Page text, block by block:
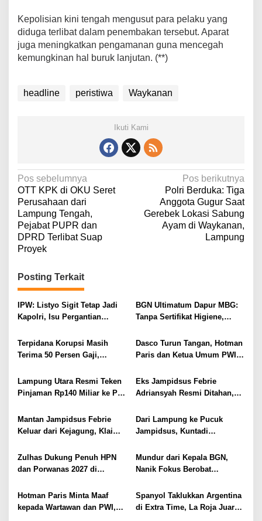
Kepolisian kini tengah mengusut para pelaku yang
diduga terlibat dalam penembakan tersebut. Aparat
juga meningkatkan pengamanan guna mencegah
kemungkinan hal buruk lanjutan. (**)
headline peristiwa Waykanan
Ikuti Kami
N
a
v
i
g
s
i
p
s
Pos sebelumnya
OTT KPK di OKU Seret
Perusahaan dari
Lampung Tengah,
Pejabat PUPR dan
DPRD Terlibat Suap
Proyek
Pos berikutnya
Polri Berduka: Tiga
Anggota Gugur Saat
Gerebek Lokasi Sabung
Ayam di Waykanan,
Lampung
Posting Terkait
IPW: Listyo Sigit Tetap Jadi
Kapolri, Isu Pergantian
Kawanan Febrie Adriansyah
BGN Ultimatum Dapur MBG:
Tanpa Sertifikat Higiene,
Terpidana Korupsi Masih
Terima 50 Persen Gaji,
Tunggu Keputusan BKN
Dasco Turun Tangan, Hotman
Paris dan Ketua Umum PWI
Polemik Wartawan?
Lampung Utara Resmi Teken
Pinjaman Rp140 Miliar ke PT
Jalan
Eks Jampidsus Febrie
Adriansyah Resmi Ditahan,
Usai Diperiksa Berjam-jam
Mantan Jampidsus Febrie
Keluar dari Kejagung, Klaim
Dari Lampung ke Pucuk
Jampidsus, Kuntadi
Korupsi Strategis
Zulhas Dukung Penuh HPN
dan Porwanas 2027 di
Prabowo Hadir
Mundur dari Kepala BGN,
Nanik Fokus Berobat
Posisi Baru
Hotman Paris Minta Maaf
kepada Wartawan dan PWI,
Spanyol Taklukkan Argentina
di Extra Time, La Roja Juara